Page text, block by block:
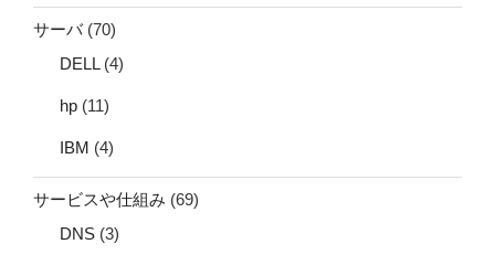
サーバ(70)
DELL(4)
hp (11)
IBM (4)
サービスや仕組み (69)
DNS (3)